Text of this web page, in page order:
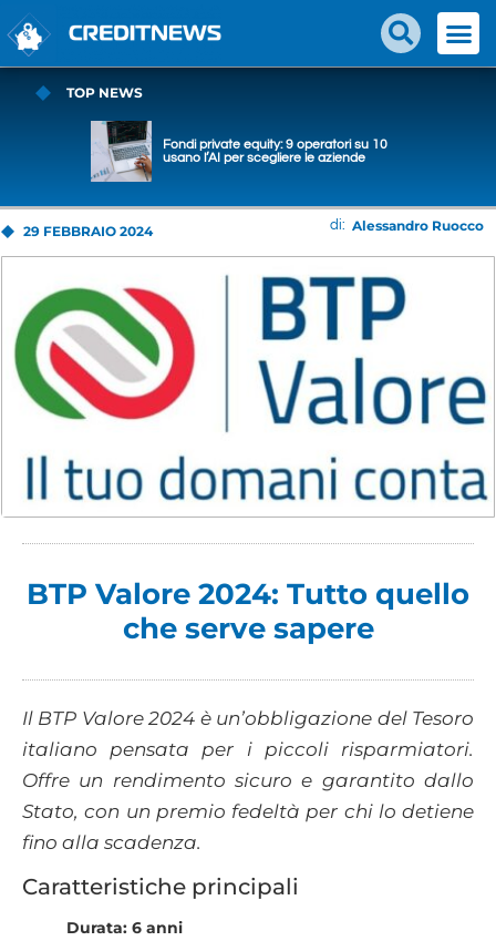
TOP NEWS
Fondi private equity: 9 operatori su 10
usano l’AI per scegliere le aziende
29 FEBBRAIO 2024 di: Alessandro Ruocco
BTP Valore 2024: Tutto quello
che serve sapere
Il BTP Valore 2024 è un’obbligazione del Tesoro
italiano pensata per i piccoli risparmiatori.
Offre un rendimento sicuro e garantito dallo
Stato, con un premio fedeltà per chi lo detiene
fino alla scadenza.
Caratteristiche principali
Durata: 6 anni